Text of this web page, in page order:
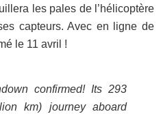
les pales de l’hélicoptère
capteurs. Avec en ligne de
le 11 avril !
confirmed! Its 293
km) journey aboard